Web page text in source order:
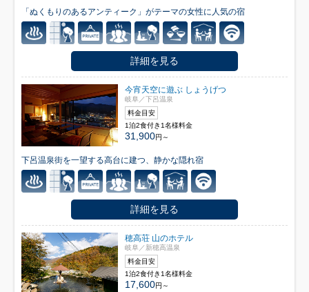
「ぬくもりのあるアンティーク」がテーマの女性に人気の宿
詳細を見る
今宵天空に遊ぶ しょうげつ
岐阜／下呂温泉
料金目安
1泊2食付き1名様料金
31,900円～
下呂温泉街を一望する高台に建つ、静かな隠れ宿
詳細を見る
穂高荘 山のホテル
岐阜／新穂高温泉
料金目安
1泊2食付き1名様料金
17,600円～